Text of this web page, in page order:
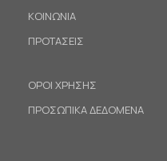
ΚΟΙΝΩΝΙΑ
ΠΡΟΤΑΣΕΙΣ
ΟΡΟΙ ΧΡΗΣΗΣ
ΠΡΟΣΩΠΙΚΑ ΔΕΔΟΜΕΝΑ